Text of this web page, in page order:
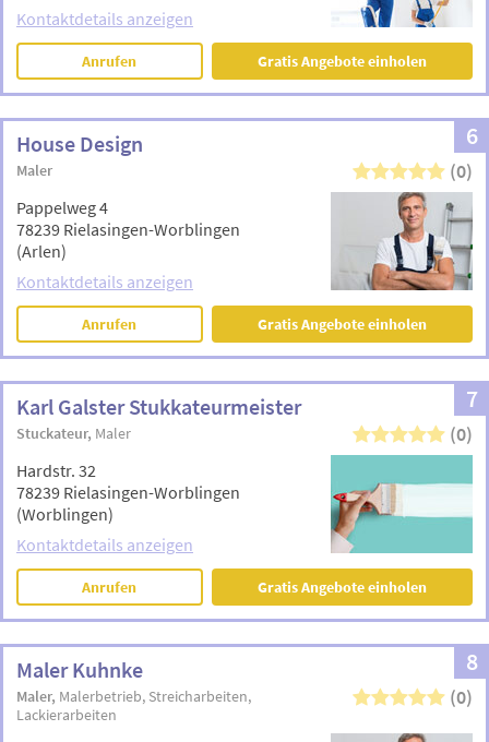
Kontaktdetails anzeigen
Anrufen Gratis Angebote einholen
6
House Design
Maler (0)
Pappelweg 4
78239 Rielasingen-Worblingen
(Arlen)
Kontaktdetails anzeigen
Anrufen Gratis Angebote einholen
7
Karl Galster Stukkateurmeister
Stuckateur Maler (0)
Hardstr. 32
78239 Rielasingen-Worblingen
(Worblingen)
Kontaktdetails anzeigen
Anrufen Gratis Angebote einholen
8
Maler Kuhnke
Maler Malerbetrieb Streicharbeiten
Lackierarbeiten
(0)